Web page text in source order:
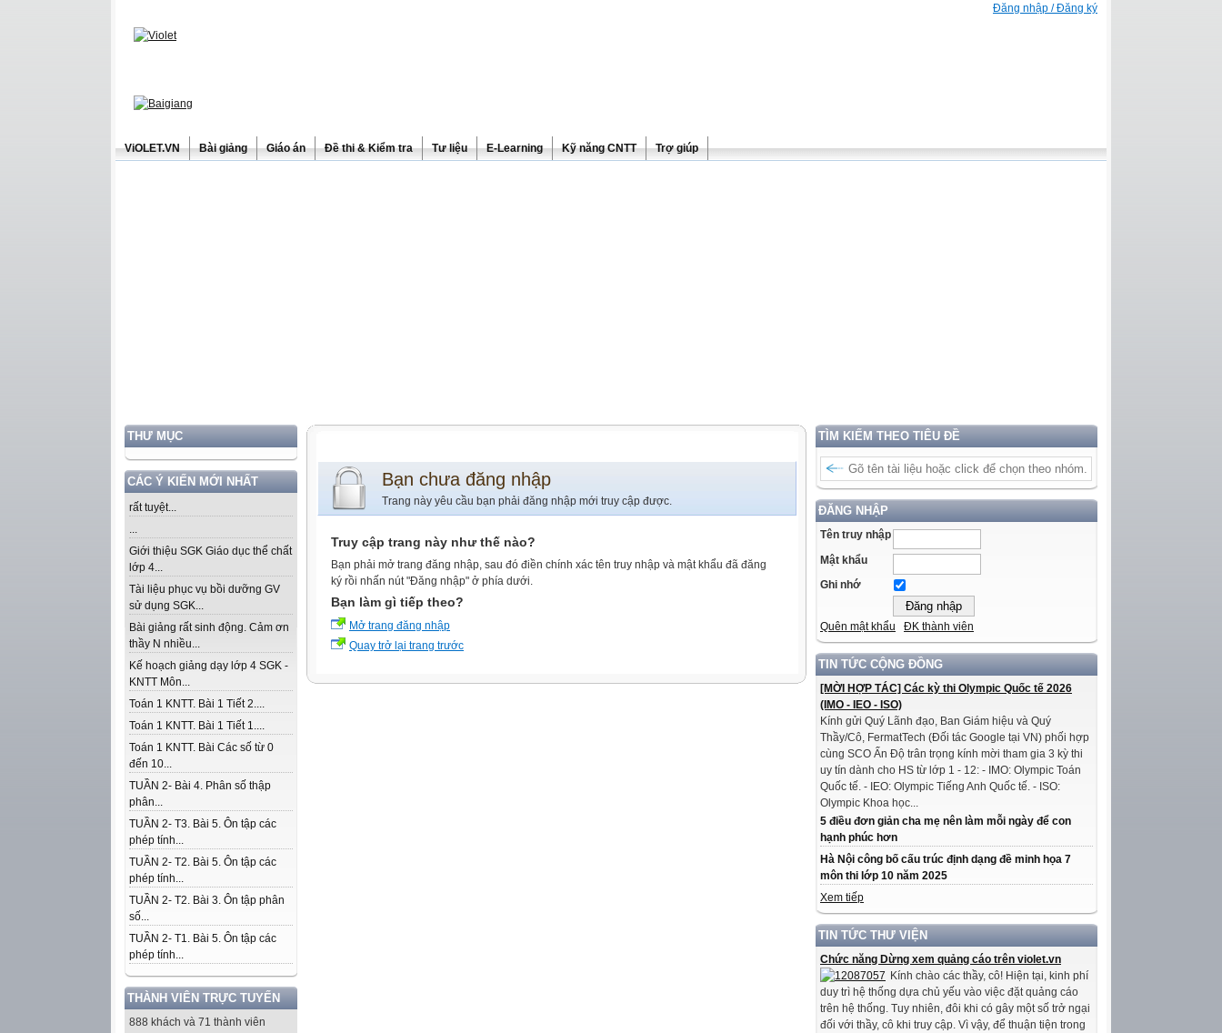
Đăng nhập / Đăng ký
ViOLET.VN Bài giảng Giáo án Đề thi & Kiểm tra Tư liệu E-Learning Kỹ năng CNTT Trợ giúp
THƯ MỤC
CÁC Ý KIẾN MỚI NHẤT
rất tuyệt...
...
Giới thiệu SGK Giáo dục thể chất
lớp 4...
Tài liệu phục vụ bồi dưỡng GV
sử dụng SGK...
Bài giảng rất sinh động. Cảm ơn
thầy N nhiều...
Kế hoạch giảng dạy lớp 4 SGK -
KNTT Môn...
Toán 1 KNTT. Bài 1 Tiết 2....
Toán 1 KNTT. Bài 1 Tiết 1....
Toán 1 KNTT. Bài Các số từ 0
đến 10...
TUẦN 2- Bài 4. Phân số thập
phân...
TUẦN 2- T3. Bài 5. Ôn tập các
phép tính...
TUẦN 2- T2. Bài 5. Ôn tập các
phép tính...
TUẦN 2- T2. Bài 3. Ôn tập phân
số...
TUẦN 2- T1. Bài 5. Ôn tập các
phép tính...
THÀNH VIÊN TRỰC TUYẾN
888 khách và 71 thành viên
TÌM KIẾM THEO TIÊU ĐỀ
ĐĂNG NHẬP
Tên truy nhập
Mật khẩu
Ghi nhớ
Quên mật khẩu ĐK thành viên
TIN TỨC CỘNG ĐỒNG
[MỜI HỢP TÁC] Các kỳ thi Olympic Quốc tế 2026
(IMO - IEO - ISO)
Kính gửi Quý Lãnh đạo, Ban Giám hiệu và Quý
Thầy/Cô, FermatTech (Đối tác Google tại VN) phối hợp
cùng SCO Ấn Độ trân trọng kính mời tham gia 3 kỳ thi
uy tín dành cho HS từ lớp 1 - 12: - IMO: Olympic Toán
Quốc tế. - IEO: Olympic Tiếng Anh Quốc tế. - ISO:
Olympic Khoa học...
5 điều đơn giản cha mẹ nên làm mỗi ngày để con
hạnh phúc hơn
Hà Nội công bố cấu trúc định dạng đề minh họa 7
môn thi lớp 10 năm 2025
Xem tiếp
TIN TỨC THƯ VIỆN
Chức năng Dừng xem quảng cáo trên violet.vn
Kính chào các thầy, cô! Hiện tại, kinh phí
duy trì hệ thống dựa chủ yếu vào việc đặt quảng cáo
trên hệ thống. Tuy nhiên, đôi khi có gây một số trở ngại
đối với thầy, cô khi truy cập. Vì vậy, để thuận tiện trong
Bạn chưa đăng nhập
Trang này yêu cầu bạn phải đăng nhập mới truy cập được.
Truy cập trang này như thế nào?
Bạn phải mở trang đăng nhập, sau đó điền chính xác tên truy nhập và mật khẩu đã đăng
ký rồi nhấn nút "Đăng nhập" ở phía dưới.
Bạn làm gì tiếp theo?
Mở trang đăng nhập
Quay trở lại trang trước